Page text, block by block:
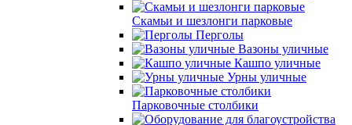
Скамьи и шезлонги парковые
Перголы
Вазоны уличные
Кашпо уличные
Урны уличные
Парковочные столбики